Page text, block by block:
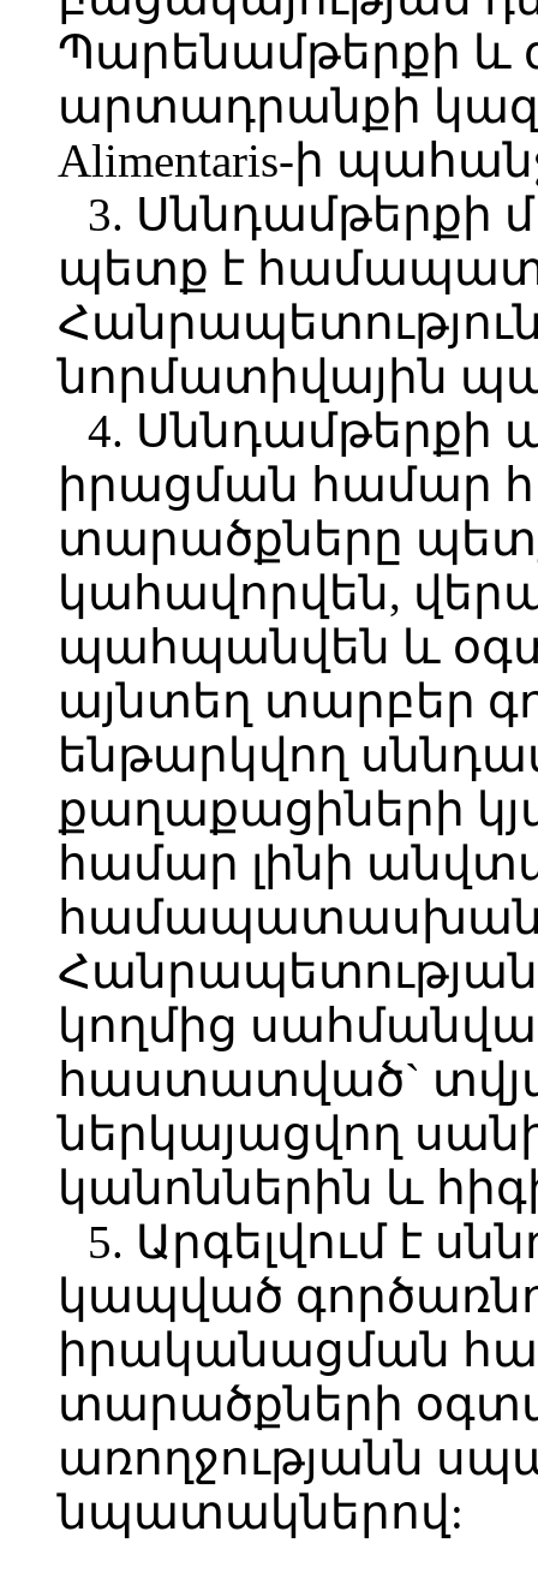
Պարենամթերքի և
արտադրանքի
Alimentaris-ի
3. Սննդամթերքի
պետք է
նորմատիվային
4.
իրացման համար
տարածքները
կահավորվեն,
պահպանվեն և
այնտեղ տարբեր
ենթարկվող
քաղաքացիների
համար լինի
կողմից
հաստատված`
ներկայացվող
կանոններին և
5. Արգելվում է
կապված
իրականացման
տարածքների
առողջությանն
նպատակներով: